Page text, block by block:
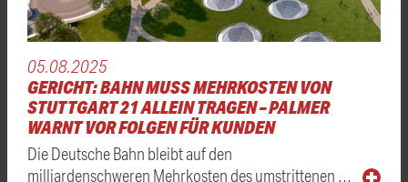
05.08.2025
GERICHT: BAHN MUSS MEHRKOSTEN VON
STUTTGART 21 ALLEIN TRAGEN – PALMER
WARNT VOR FOLGEN FÜR KUNDEN
Die Deutsche Bahn bleibt auf den
milliardenschweren Mehrkosten des umstrittenen …